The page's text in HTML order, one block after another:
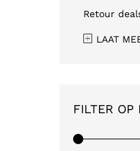
Retour
LAAT
FILTER OP